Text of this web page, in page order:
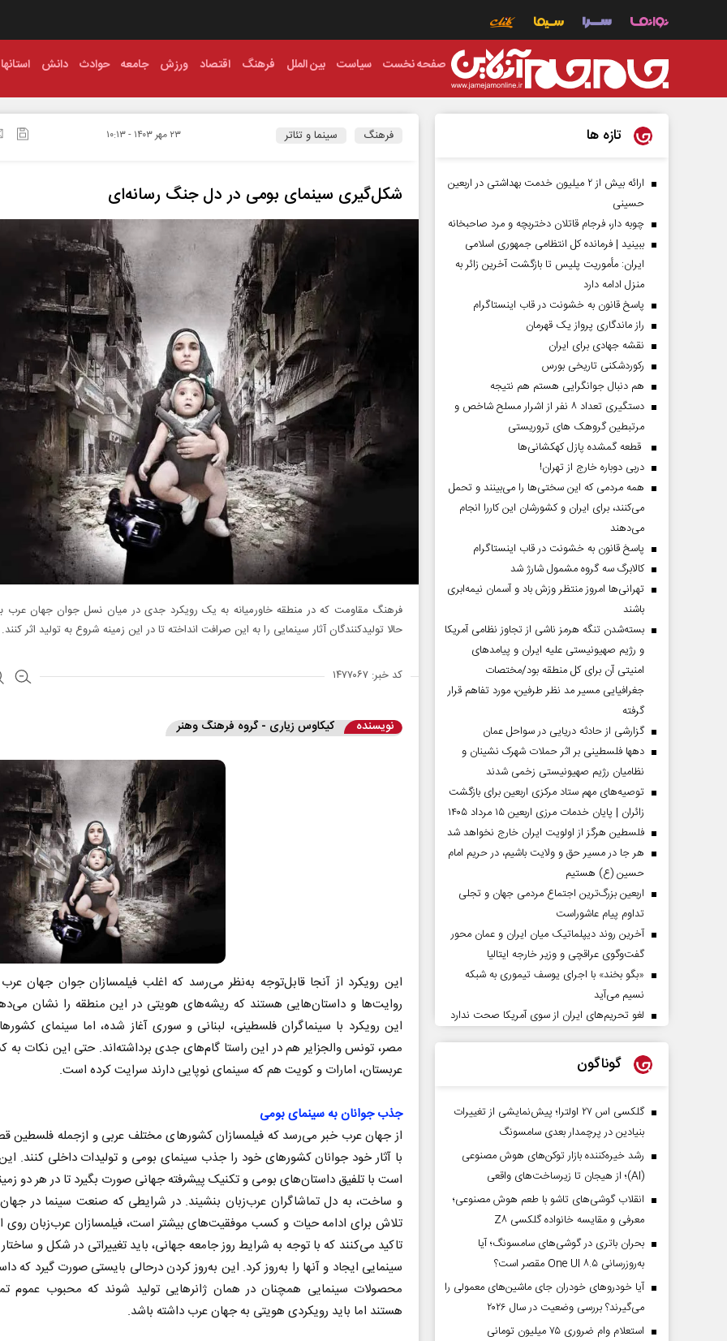
صفحه نخست سیاست بین الملل فرهنگ اقتصاد ورزش جامعه حوادث دانش استانها
فرهنگ سینما و تئاتر ۲۳ مهر ۱۴۰۳ - ۱۰:۱۳
شکل‌گیری سینمای بومی در دل جنگ رسانه‌ای
فرهنگ مقاومت که در منطقه خاورمیانه به یک رویکرد جدی در میان نسل جوان جهان عرب
حالا تولیدکنندگان آثار سینمایی را به این صرافت انداخته تا در این زمینه شروع به تولید اثر کنند.
کد خبر: ۱۴۷۷۰۶۷
نویسنده کیکاوس زیاری - گروه فرهنگ وهنر
این رویکرد از آنجا قابل‌توجه به‌نظر می‌ر‌سد که اغلب فیلمسازان جوان جهان عرب
روایت‌ها و داستان‌هایی هستند که ریشه‌های هویتی در این منطقه را نشان
این رویکرد با سینماگران فلسطینی، لبنانی و سوری آغاز شده، اما سینمای
مصر، تونس والجزایر هم در این راستا گام‌های جدی برداشته‌اند. حتی این نکات به
عربستان، امارات و کویت هم که سینمای نوپایی دارند سرایت کرده است.
جذب جوانان به سینمای بومی
از جهان عرب خبر می‌رسد که فیلمسازان کشورهای مختلف عربی و از‌جمله فلسطین
با آثار خود جوانان کشورهای خود را جذب سینمای بومی و تولیدات داخلی کنند. این
است با تلفیق داستان‌های بومی و تکنیک پیشرفته جهانی صورت بگیرد تا در هر دو
و ساخت، به دل تماشاگران عرب‌زبان بنشیند. در شرایطی که صنعت سینما در
تلاش برای ادامه حیات و کسب موفقیت‌های بیشتر است، فیلمسازان عرب‌زبان روی
تاکید می‌کنند که با توجه به شرایط روز جامعه جهانی، باید تغییراتی در شکل و
سینمایی ایجاد و آنها را به‌روز کرد. این به‌روز کردن در‌حالی بایستی صورت گیرد که
محصولات سینمایی همچنان در همان ژانرهایی تولید شوند که محبوب عموم
هستند اما باید رویکردی هویتی به جهان عرب داشته باشد.
تازه ها
ارائه بیش از ۲ میلیون خدمت بهداشتی در اربعین
حسینی
چوبه دار، فرجام قاتلان دختربچه و مرد صاحبخانه
ببینید | فرمانده کل انتظامی جمهوری اسلامی
ایران­: مأموریت پلیس تا بازگشت آخرین زائر به
منزل ادامه دارد
پاسخ قانون به خشونت در قاب اینستاگرام
راز ماندگاری پرواز یک قهرمان
نقشه جهادی برای ایران
رکوردشکنی تاریخی بورس
هم دنبال جوانگرایی هستم هم نتیجه
دستگیری تعداد ۸ نفر از اشرار مسلح شاخص و
مرتبطین گروهک های تروریستی
قطعه گمشده پازل کهکشانی‌ها
دربی دوباره خارج از تهران!
همه مردمی که این سختی‌ها را می‌بینند و تحمل
می‌کنند، برای ایران و کشورشان این کاررا انجام
می‌دهند
پاسخ قانون به خشونت در قاب اینستاگرام
کالابرگ سه گروه مشمول شارژ شد
تهرانی‌ها امروز منتظر وزش باد و آسمان نیمه‌ابری
باشند
بسته‌شدن تنگه هرمز ناشی از تجاوز نظامی آمریکا
و رژیم صهیونیستی علیه ایران و پیامد‌های
امنیتی آن برای کل منطقه بود/مختصات
جغرافیایی مسیر مد نظر طرفین، مورد تفاهم قرار
گرفته
گزارشی از حادثه دریایی در سواحل عمان
دهها فلسطینی بر اثر حملات شهرک نشینان و
نظامیان رژیم صهیونیستی زخمی شدند
توصیه‌های مهم ستاد مرکزی اربعین برای بازگشت
زائران | پایان خدمات مرزی اربعین ۱۵ مرداد ۱۴۰۵
فلسطین هرگز از اولویت ایران خارج نخواهد شد
هر جا در مسیر حق و ولایت باشیم، در حریم امام
حسین (ع) هستیم
اربعین بزرگ‌ترین اجتماع مردمی جهان و تجلی
تداوم پیام عاشوراست
آخرین روند دیپلماتیک میان ایران و عمان محور
گفت‌وگوی عراقچی و وزیر خارجه ایتالیا
«بگو بخند» با اجرای یوسف تیموری به شبکه
نسیم می‌آید
لغو تحریم‌های ایران از سوی آمریکا صحت ندارد
گوناگون
گلکسی اس ۲۷ اولترا؛ پیش‌نمایشی از تغییرات
بنیادین در پرچمدار بعدی سامسونگ
رشد خیره‌کننده بازار توکن‌های هوش مصنوعی
(AI)؛ از هیجان تا زیرساخت‌های واقعی
انقلاب گوشی‌های تاشو‌ با طعم هوش مصنوعی؛
معرفی و مقایسه خانواده گلکسی Z۸
بحران باتری در گوشی‌های سامسونگ؛ آیا
به‌روزرسانی One UI ۸.۵ مقصر است؟
آیا خودروهای خودران جای ماشین‌های معمولی را
می‌گیرند؟ بررسی وضعیت در سال ۲۰۲۶
استعلام وام ضروری ۷۵ میلیون تومانی